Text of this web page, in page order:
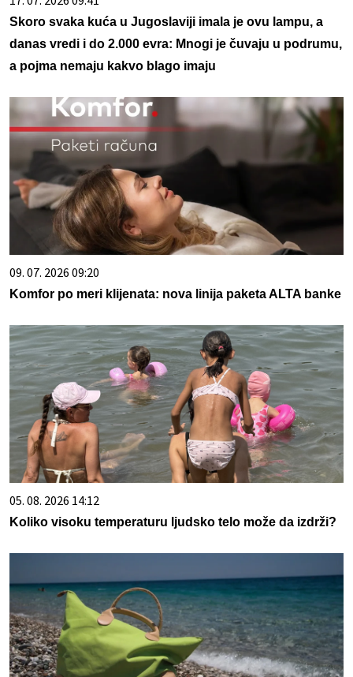
Skoro svaka kuća u Jugoslaviji imala je ovu lampu, a
danas vredi i do 2.000 evra: Mnogi je čuvaju u podrumu,
a pojma nemaju kakvo blago imaju
09. 07. 2026 09:20
Komfor po meri klijenata: nova linija paketa ALTA banke
05. 08. 2026 14:12
Koliko visoku temperaturu ljudsko telo može da izdrži?